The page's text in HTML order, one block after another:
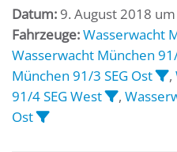
Datum: 9. August 2018
Fahrzeuge:Wasserwacht
Wasserwacht München
München 91/3 SEG Ost
,
91/4 SEG West
,
Ost